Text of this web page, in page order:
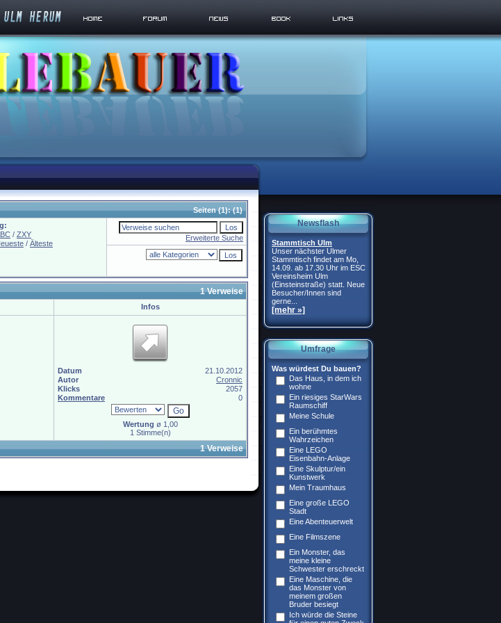
Seiten(1):(1)
/ ZXY
/ Älteste
Erweiterte Suche
1 Verweise
Infos
Datum
21.10.2012
Autor
Cronnic
Klicks
2057
Kommentare
0
Wertung ø 1,00
1 Stimme(n)
1 Verweise
Newsflash
Stammtisch Ulm
Unser nächster Ulmer
Stammtisch findet am Mo,
14.09. ab 17.30 Uhr im ESC
Vereinsheim Ulm
(Einsteinstraße) statt. Neue
Besucher/Innen sind
gerne...
[mehr »]
Umfrage
Was würdest Du bauen?
Das Haus, in dem ich
wohne
Ein riesiges StarWars
Raumschiff
Meine Schule
Ein berühmtes
Wahrzeichen
Eine LEGO
Eisenbahn-Anlage
Eine Skulptur/ein
Kunstwerk
Mein Traumhaus
Eine große LEGO
Stadt
Eine Abenteuerwelt
Eine Filmszene
Ein Monster, das
meine kleine
Schwester erschreckt
Eine Maschine, die
das Monster von
meinem großen
Bruder besiegt
Ich würde die Steine